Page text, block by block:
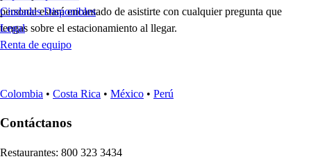
personal estará encantado de asistirte con cualquier pregunta que
tengas sobre el estacionamiento al llegar.
Ciudades Disponibles
Legal
Renta de equipo
Colombia • Costa Rica • México • Perú
Contáctanos
Restaurantes: 800 323 3434